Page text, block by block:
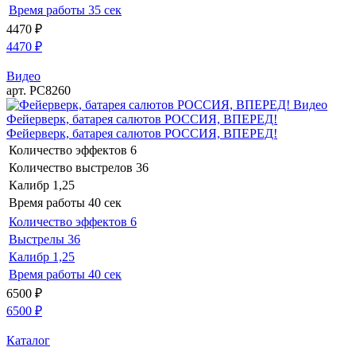
Время работы 35 сек
4470 ₽
4470 ₽
Видео
арт. РС8260
Видео
Фейерверк, батарея салютов РОССИЯ, ВПЕРЕД!
Фейерверк, батарея салютов РОССИЯ, ВПЕРЕД!
Количество эффектов 6
Количество выстрелов 36
Калибр 1,25
Время работы 40 сек
Количество эффектов 6
Выстрелы 36
Калибр 1,25
Время работы 40 сек
6500 ₽
6500 ₽
Каталог